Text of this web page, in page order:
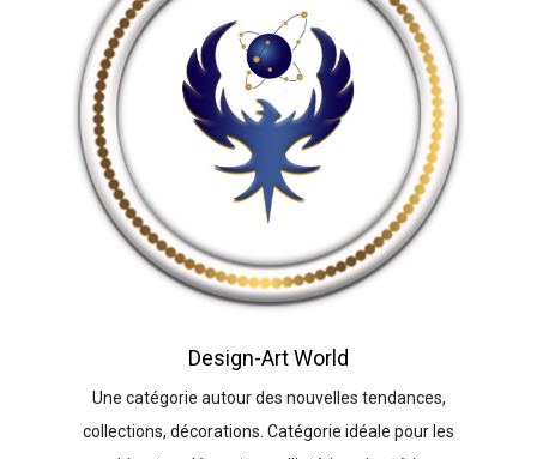
Design-Art World
Une catégorie autour des nouvelles tendances,
collections, décorations. Catégorie idéale pour les